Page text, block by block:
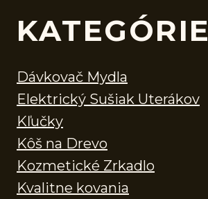
KATEGÓRIE
Dávkovač Mydla
Elektrický Sušiak Uterákov
Kľučky
Kôš na Drevo
Kozmetické Zrkadlo
Kvalitne kovania